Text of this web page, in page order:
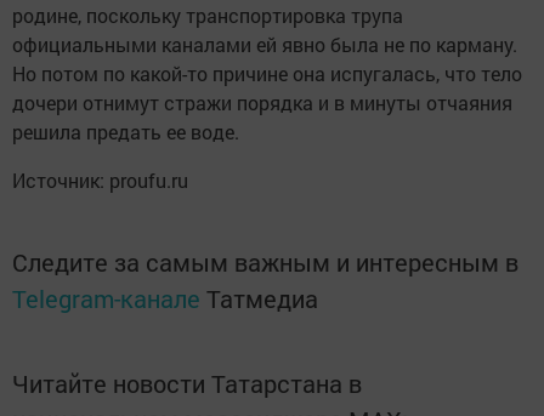
родине, поскольку транспортировка трупа
официальными каналами ей явно была не по карману.
Но потом по какой-то причине она испугалась, что тело
дочери отнимут стражи порядка и в минуты отчаяния
решила предать ее воде.
Источник: proufu.ru
Следите за самым важным и интересным в
Telegram-канале Татмедиа
Читайте новости Татарстана в